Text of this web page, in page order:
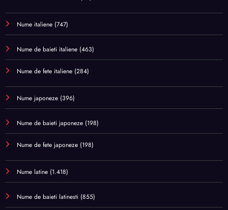
Nume italiene (747)
Nume de baieti italiene (463)
Nume de fete italiene (284)
Nume japoneze (396)
Nume de baieti japoneze (198)
Nume de fete japoneze (198)
Nume latine (1.418)
Nume de baieti latinesti (855)